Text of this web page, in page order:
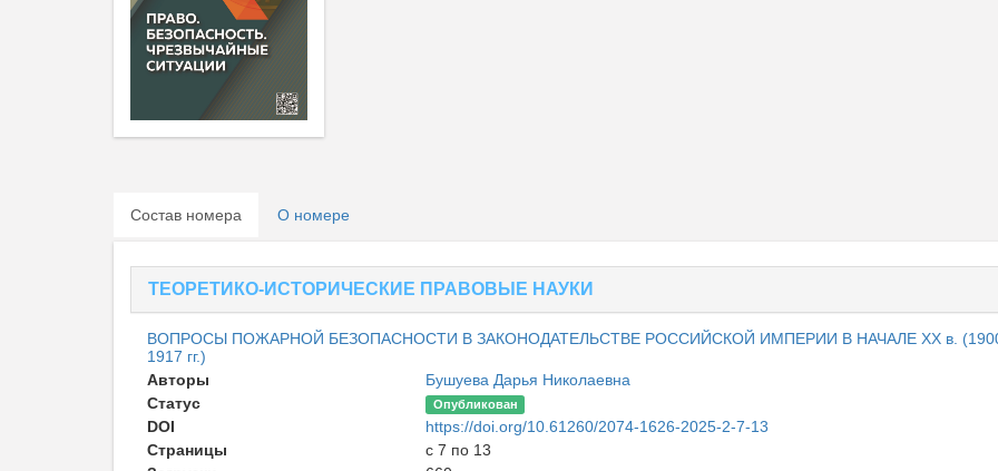
Состав номера О номере
ТЕОРЕТИКО-ИСТОРИЧЕСКИЕ ПРАВОВЫЕ НАУКИ
ВОПРОСЫ ПОЖАРНОЙ БЕЗОПАСНОСТИ В ЗАКОНОДАТЕЛЬСТВЕ РОССИЙСКОЙ ИМПЕРИИ В НАЧАЛЕ XX в.
1917 гг.)
Авторы
Бушуева Дарья Николаевна
Статус
Опубликован
DOI
https://doi.org/10.61260/2074-1626-2025-2-7-13
Страницы
с 7 по 13